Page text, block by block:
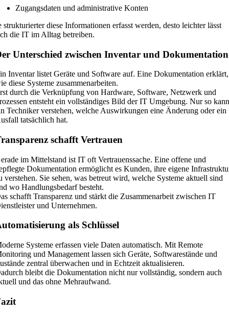
Zugangsdaten und administrative Konten
strukturierter diese Informationen erfasst werden, desto leichter lässt
die IT im Alltag betreiben.
Unterschied zwischen Inventar und Dokumentation
Inventar listet Geräte und Software auf. Eine Dokumentation erklärt,
diese Systeme zusammenarbeiten.
durch die Verknüpfung von Hardware, Software, Netzwerk und
entsteht ein vollständiges Bild der IT Umgebung. Nur so
Techniker verstehen, welche Auswirkungen eine Änderung oder ein
tatsächlich hat.
schafft Vertrauen
im Mittelstand ist IT oft Vertrauenssache. Eine offene und
Dokumentation ermöglicht es Kunden, ihre eigene
verstehen. Sie sehen, was betreut wird, welche Systeme aktuell sind
wo Handlungsbedarf besteht.
schafft Transparenz und stärkt die Zusammenarbeit zwischen IT
und Unternehmen.
als Schlüssel
Systeme erfassen viele Daten automatisch. Mit Remote
und Management lassen sich Geräte, Softwarestände und
zentral überwachen und in Echtzeit aktualisieren.
bleibt die Dokumentation nicht nur vollständig, sondern auch
und das ohne Mehraufwand.